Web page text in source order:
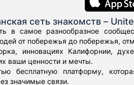
сеть знакомств –
в самое разнообразное
от побережья до побережья,
инновациях Калифорнии,
ваши ценности и мечты.
бесплатную платформу,
значимые связи.